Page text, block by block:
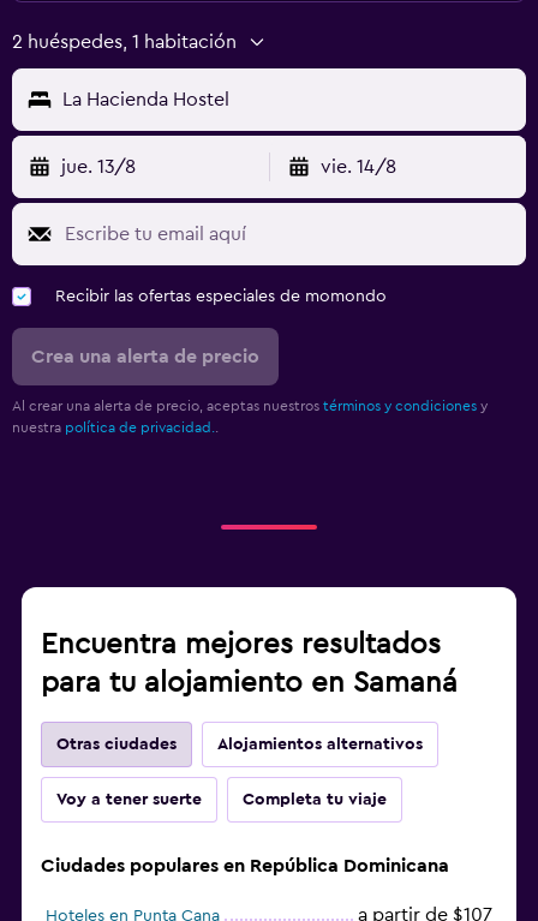
2 huéspedes, 1 habitación
La Hacienda Hostel
jue. 13/8 vie. 14/8
Recibir las ofertas especiales de momondo
Crea una alerta de precio
Al crear una alerta de precio, aceptas nuestros términos y condiciones y
nuestra política de privacidad.
Encuentra mejores resultados
para tu alojamiento en Samaná
Otras ciudades Alojamientos alternativos
Voy a tener suerte Completa tu viaje
Ciudades populares en República Dominicana
Hoteles en Punta Cana a partir de $107